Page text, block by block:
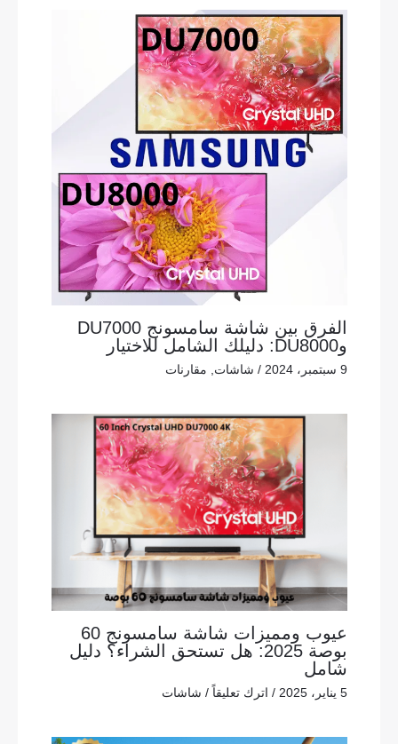
الفرق بين شاشة سامسونج DU7000
وDU8000: دليلك الشامل للاختيار
9 سبتمبر، 2024 / شاشات, مقارنات
عيوب ومميزات شاشة سامسونج 60
بوصة 2025: هل تستحق الشراء؟ دليل
شامل
5 يناير، 2025 / اترك تعليقاً / شاشات